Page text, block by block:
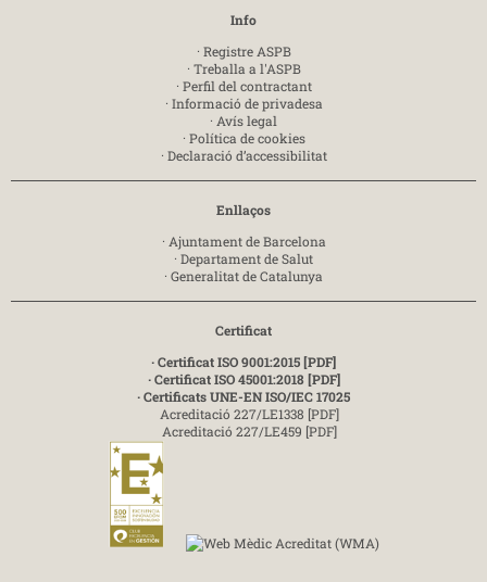
Info
· Registre ASPB
· Treballa a l'ASPB
· Perfil del contractant
· Informació de privadesa
· Avís legal
· Política de cookies
· Declaració d’accessibilitat
Enllaços
· Ajuntament de Barcelona
· Departament de Salut
· Generalitat de Catalunya
Certificat
· Certificat ISO 9001:2015 [PDF]
· Certificat ISO 45001:2018 [PDF]
· Certificats UNE-EN ISO/IEC 17025
Acreditació 227/LE1338 [PDF]
Acreditació 227/LE459 [PDF]